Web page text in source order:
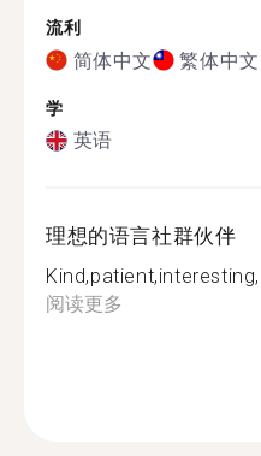
流利
简体中文 繁体中文
学
英语
理想的语言社群伙伴
阅读更多